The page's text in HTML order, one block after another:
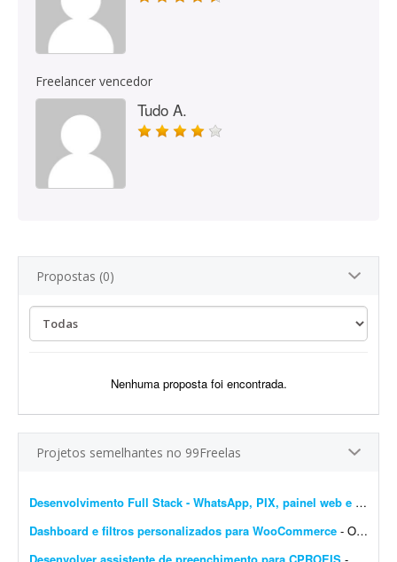
Freelancer vencedor
Tudo A.
Propostas (0)
Nenhuma proposta foi encontrada.
Projetos semelhantes no 99Freelas
Desenvolvimento Full Stack - WhatsApp, PIX, painel web e automação
Dashboard e filtros personalizados para WooCommerce - Olá pessoal, Preciso transformar o dashboard padrão do WooCommerce em um painel diferenciado para clientes e vendedores; procuro solução via plugin ou via código...